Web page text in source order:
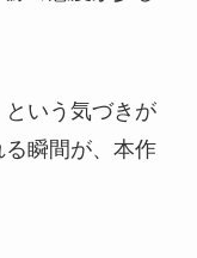
という気づきが
瞬間が、本作